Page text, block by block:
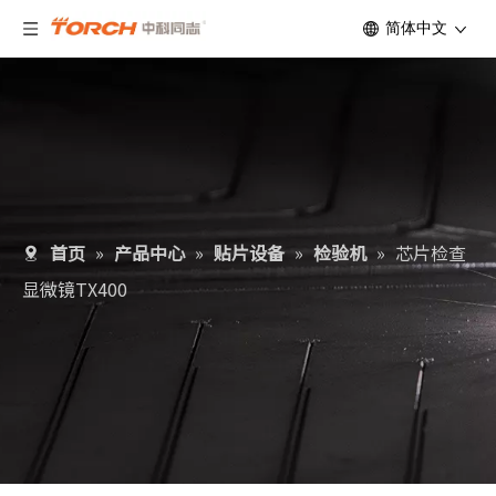
简体中文
首页 » 产品中心 » 贴片设备 » 检验机 » 芯片检查
显微镜TX400